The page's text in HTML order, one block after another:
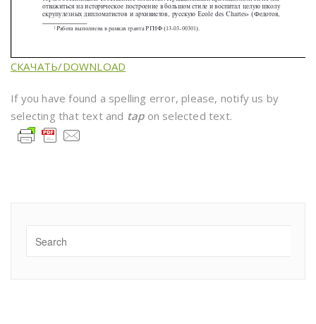
СКАЧАТЬ/DOWNLOAD
If you have found a spelling error, please, notify us by
selecting that text and tapon selected text.